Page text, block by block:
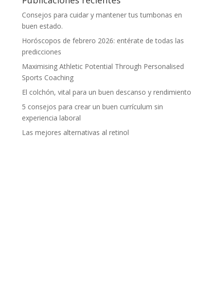
Consejos para cuidar y mantener tus tumbonas en
buen estado.
Horóscopos de febrero 2026: entérate de todas las
predicciones
Maximising Athletic Potential Through Personalised
Sports Coaching
El colchón, vital para un buen descanso y rendimiento
5 consejos para crear un buen currículum sin
experiencia laboral
Las mejores alternativas al retinol